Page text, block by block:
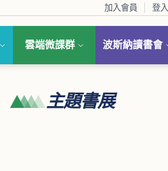
加入會員 登入
雲端微課群 波斯納讀書會
主題書展